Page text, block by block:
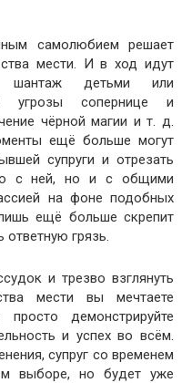
самолюбием решает
мести. И в ход идут
шантаж детьми или
угрозы сопернице и
чёрной магии и т. д.
ещё больше могут
супруги и отрезать
с ней, но и с общими
на фоне подобных
ещё больше скрепит
ответную грязь.
и трезво взглянуть
мести вы мечтаете
демонстрируйте
и успех во всём.
супруг со временем
выборе, но будет уже